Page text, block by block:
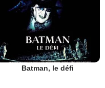
Batman, le défi